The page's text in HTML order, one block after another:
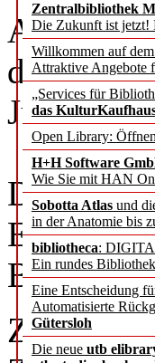
Zentralbibliothek
Die Zukunft ist jetzt!
Willkommen auf dem
Attraktive Angebote
„Services für
das
Open Library:
H+H Software
Wie Sie mit HAN
Sobotta Atlas und
in der Anatomie bis
bibliotheca:
Ein rundes
Eine Entscheidung
Automatisierte
Gütersloh
Die neue utb
Am 04.
der
Jubiläum
Das
Empfang,
BAK
Zunächst